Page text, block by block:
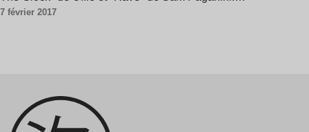
7 février 2017